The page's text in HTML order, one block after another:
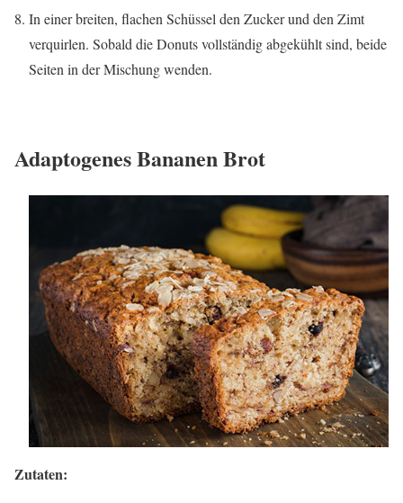
In einer breiten, flachen Schüssel den Zucker und den Zimt
verquirlen. Sobald die Donuts vollständig abgekühlt sind, beide
Seiten in der Mischung wenden.
Adaptogenes Bananen Brot
Zutaten: